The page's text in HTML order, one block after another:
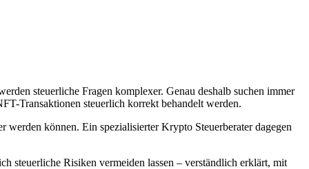
steuerliche Fragen komplexer. Genau deshalb suchen immer
Transaktionen steuerlich korrekt behandelt werden.
können. Ein spezialisierter Krypto Steuerberater dagegen
steuerliche Risiken vermeiden lassen – verständlich erklärt, mit